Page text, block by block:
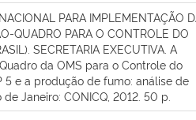
PARA IMPLEMENTAÇÃO
QUADRO PARA O CONTROLE DO
SECRETARIA EXECUTIVA. A
da OMS para o Controle do
5 e a produção de fumo: análise de
Janeiro: CONICQ, 2012. 50 p.